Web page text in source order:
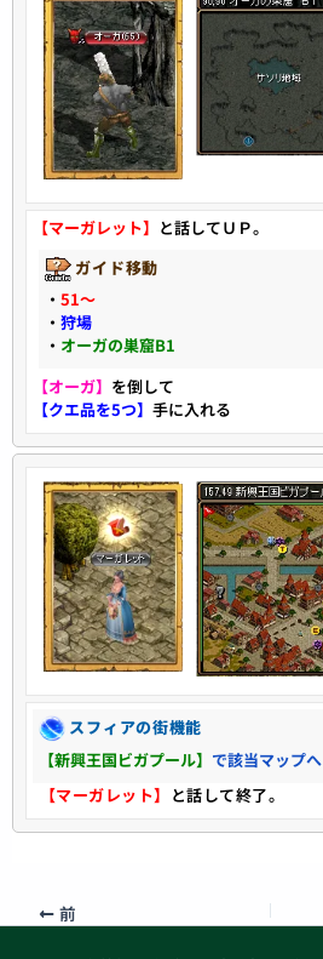
【マーガレット】 と話してＵＰ。
ガイド移動
・ 51〜
・ 狩場
・ オーガの巣窟B1
【オーガ】 を倒して
【クエ品を5つ】 手に入れる
スフィアの街機能
【新興王国ビガプール】 で該当マップへ
【マーガレット】 と話して終了。
前